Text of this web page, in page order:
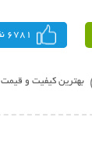
6781 نفر
بهترین کیفیت و قیمت